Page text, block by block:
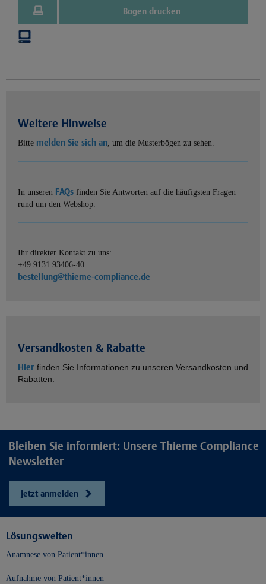
Bogen drucken
Weitere Hinweise
Bitte melden Sie sich an, um die Musterbögen zu sehen.
In unseren FAQs finden Sie Antworten auf die häufigsten Fragen
rund um den Webshop.
Ihr direkter Kontakt zu uns:
+49 9131 93406-40
bestellung@thieme-compliance.de
Versandkosten & Rabatte
Hier finden Sie Informationen zu unseren Versandkosten und
Rabatten.
Bleiben Sie informiert: Unsere Thieme Compliance
Newsletter
Jetzt anmelden
Lösungswelten
Anamnese von Patient*innen
Aufnahme von Patient*innen